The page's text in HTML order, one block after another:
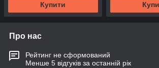
Купити
Про нас
Рейтинг не сформований
Менше 5 відгуків за останній рік